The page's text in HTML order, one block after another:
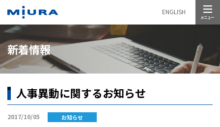
ENGLISH
新着情報
人事異動に関するお知らせ
2017/10/05 お知らせ